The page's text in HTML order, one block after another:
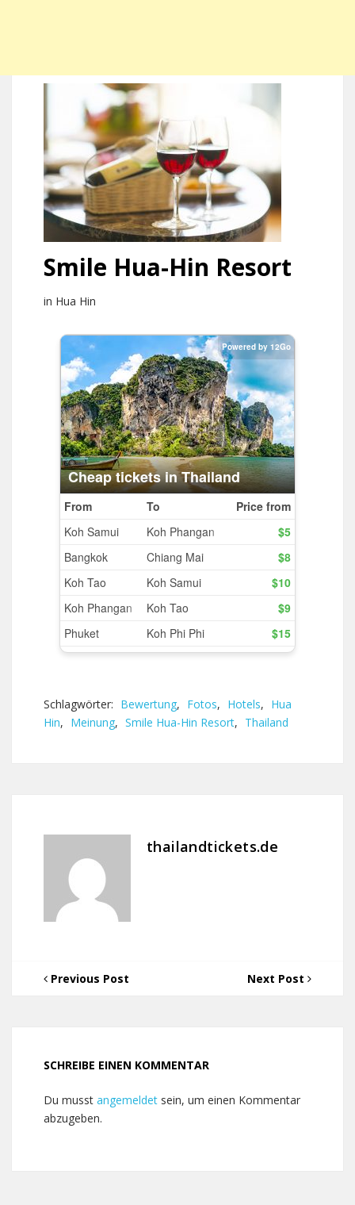
Smile Hua-Hin Resort
in Hua Hin
Schlagwörter: Bewertung, Fotos, Hotels, Hua
Hin, Meinung, Smile Hua-Hin Resort, Thailand
thailandtickets.de
Previous Post Next Post
SCHREIBE EINEN KOMMENTAR
Du musst angemeldet sein, um einen Kommentar
abzugeben.